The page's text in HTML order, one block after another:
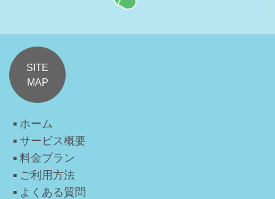
SITE
MAP
ホーム
サービス概要
料金プラン
ご利用方法
よくある質問